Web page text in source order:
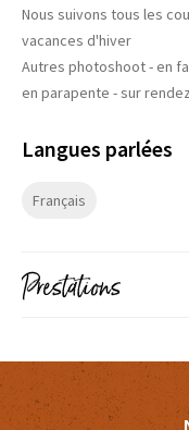
Nous suivons tous les
vacances d'hiver
Autres photoshoot - en
en parapente - sur
Langues parlées
Français
Prestations
Animaux acceptés